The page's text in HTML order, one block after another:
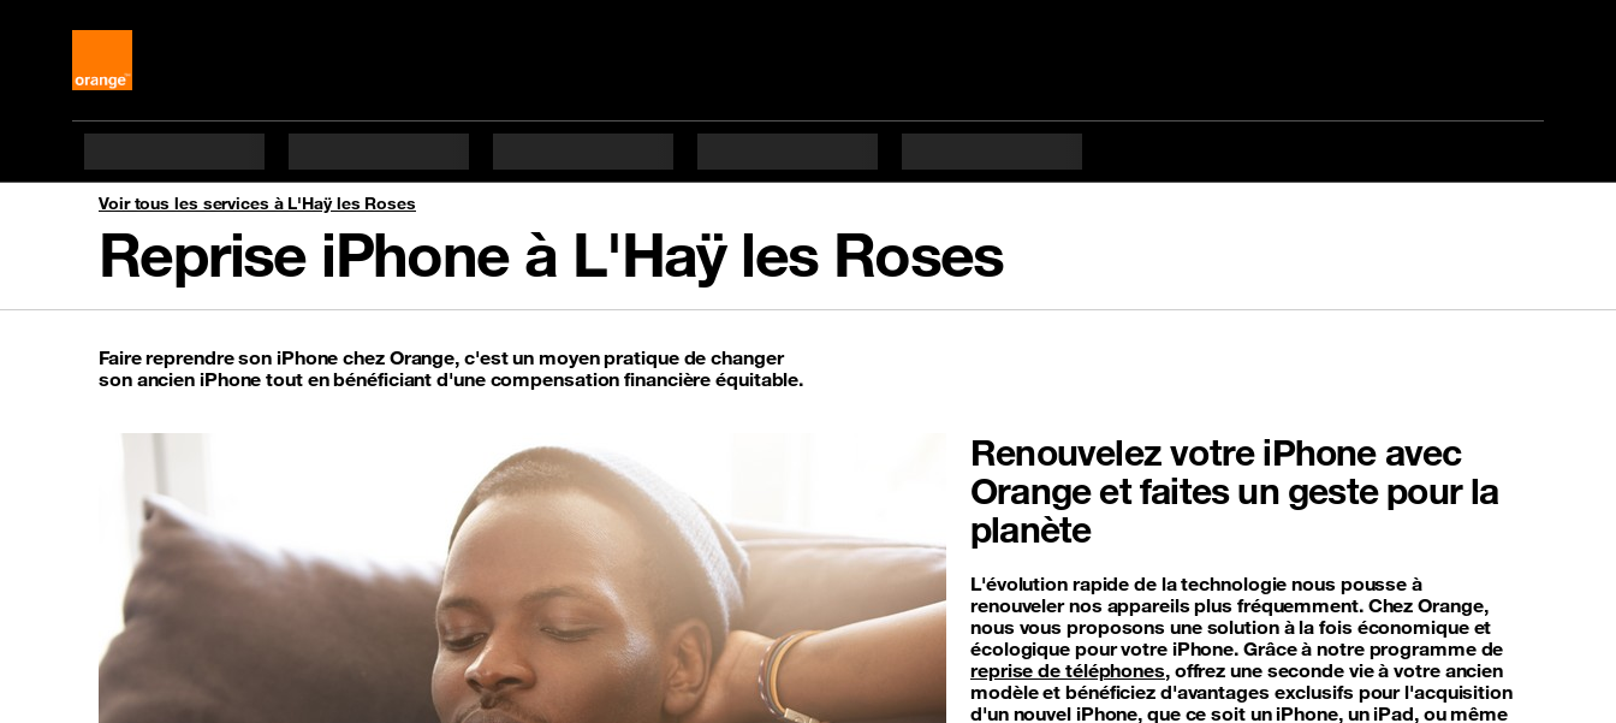
Voir tous les services à L'Haÿ les Roses
Reprise iPhone à L'Haÿ les Roses
Faire reprendre son iPhone chez Orange, c'est un moyen pratique de changer
son ancien iPhone tout en bénéficiant d'une compensation financière équitable.
Renouvelez votre iPhone avec
Orange et faites un geste pour la
planète
L'évolution rapide de la technologie nous pousse à
renouveler nos appareils plus fréquemment. Chez Orange,
nous vous proposons une solution à la fois économique et
écologique pour votre iPhone. Grâce à notre programme de
reprise de téléphones, offrez une seconde vie à votre ancien
modèle et bénéficiez d'avantages exclusifs pour l'acquisition
d'un nouvel iPhone, que ce soit un iPhone, un iPad, ou même